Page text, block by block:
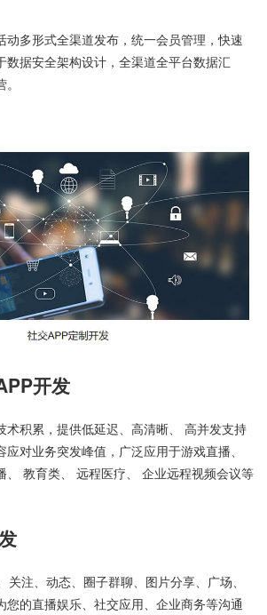
动多形式全渠道发布，统一会员管理，快速
数据安全架构设计，全渠道全平台数据汇
开发
术积累，提供低延迟、高清晰、 高并发支持
对业务突发峰值，广泛应用于游戏直播、
、 教育类、 远程医疗、 企业远程视频会议等
关注、动态、圈子群聊、图片分享、广场、
您的直播娱乐、社交应用、企业商务等沟通